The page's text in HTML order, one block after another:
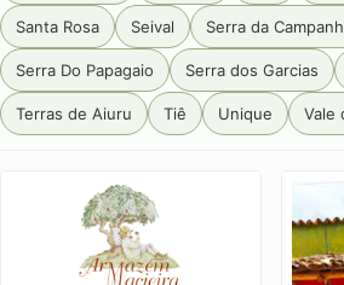
Santa Rosa Seival Serra da
Serra Do Papagaio Serra dos Garcias
Terras de Aiuru Tiê Unique Vale